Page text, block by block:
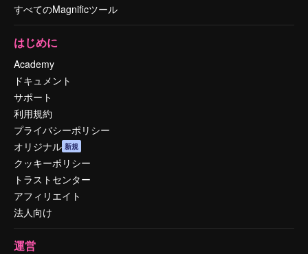
すべてのMagnificツール
はじめに
Academy
ドキュメント
サポート
利用規約
プライバシーポリシー
オリジナル 新規
クッキーポリシー
トラストセンター
アフィリエイト
法人向け
運営